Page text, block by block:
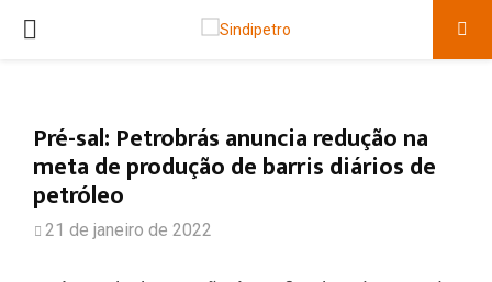
PRIMARY
Pré-sal: Petrobrás anuncia redução na
meta de produção de barris diários de
petróleo
21 de janeiro de 2022